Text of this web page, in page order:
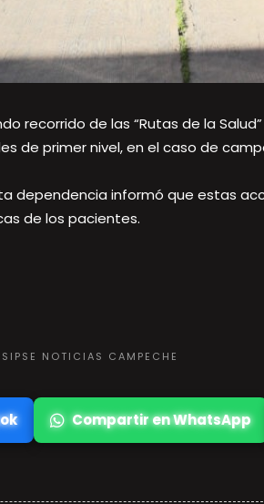
recorrido de las “Rutas de la
de primer nivel, en el caso de
dependencia informó que estas
de los pacientes.
SIPSE NOTICIAS CAMPECHE
Compartir en WhatsApp